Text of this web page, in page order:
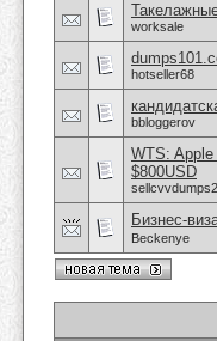
worksale
hotseller68
bbloggerov
WTS:
$800USD
Бизнес-
Beckenye